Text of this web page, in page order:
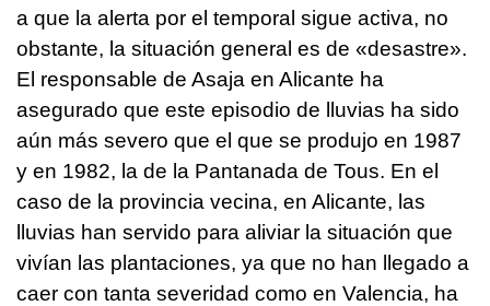
a que la alerta por el temporal sigue activa, no
obstante, la situación general es de «desastre».
El responsable de Asaja en Alicante ha
asegurado que este episodio de lluvias ha sido
aún más severo que el que se produjo en 1987
y en 1982, la de la Pantanada de Tous. En el
caso de la provincia vecina, en Alicante, las
lluvias han servido para aliviar la situación que
vivían las plantaciones, ya que no han llegado a
caer con tanta severidad como en Valencia, ha